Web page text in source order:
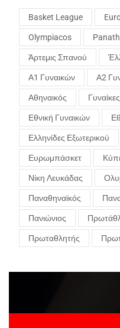
Basket League
Olympiacos
Άρτεμις Σπανού
Α1 Γυναικών Α2
Αθηναικός Γυναίκες
Εθνική Γυναικών
Ελληνίδες Εξωτερικού
Ευρωμπάσκετ
Νίκη Λευκάδας
Παναθηναϊκός
Πανιώνιος
Πρωταθλητής